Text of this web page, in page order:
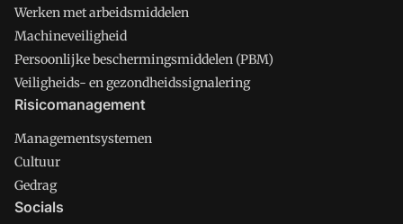
Werken met arbeidsmiddelen
Machineveiligheid
Persoonlijke beschermingsmiddelen (PBM)
Veiligheids- en gezondheidssignalering
Risicomanagement
Managementsystemen
Cultuur
Gedrag
Socials